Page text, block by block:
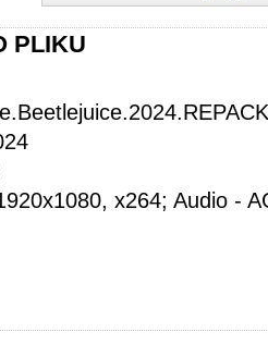
PLIKU
x264; Audio -